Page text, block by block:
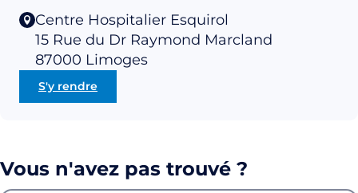
Centre Hospitalier Esquirol
15 Rue du Dr Raymond Marcland
87000 Limoges
S'y rendre
Vous n'avez pas trouvé ?